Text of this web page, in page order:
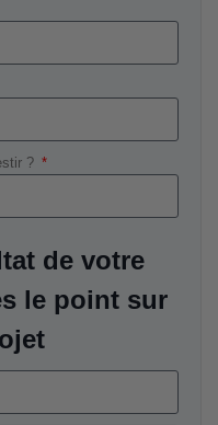
?
de votre
le point sur